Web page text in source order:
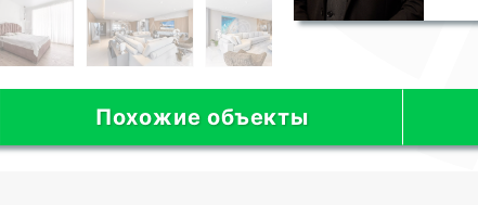
Похожие объекты